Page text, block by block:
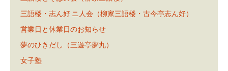
三語楼・志ん好 ニ人会（柳家三語楼・古今亭志ん好）
営業日と休業日のお知らせ
夢のひきだし（三遊亭夢丸）
女子塾